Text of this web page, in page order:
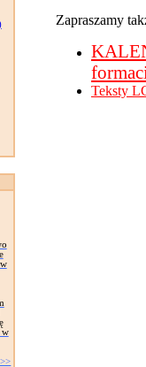
w
Zapraszamy
Teksty